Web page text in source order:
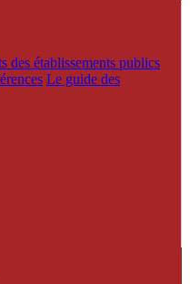
des établissements publics
Le guide des